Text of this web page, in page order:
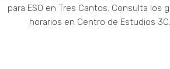
para ESO en Tres Cantos. Consulta los
horarios en Centro de Estudios 3C.